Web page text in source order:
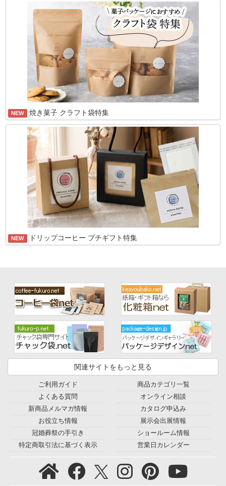
NEW 焼き菓子 クラフト袋特集
NEW ドリップコーヒー プチギフト特集
関連サイトをもっと見る
ご利用ガイド
よくある質問
新商品メルマガ情報
お役立ち情報
冠婚葬祭の手引き
特定商取引法に基づく表示
商品カテゴリ一覧
オンライン相談
カタログ申込み
展示会出展情報
ショールーム情報
営業日カレンダー